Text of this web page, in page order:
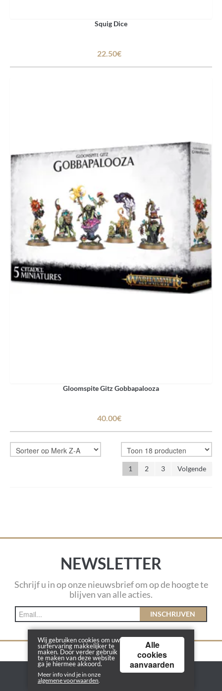
Squig Dice
22.50€
Gloomspite Gitz Gobbapalooza
40.00€
1 2 3 Volgende
NEWSLETTER
Schrijf u in op onze nieuwsbrief om op de hoogte te
blijven van alle acties.
INSCHRIJVEN
KLANTENSERVICE
Wij gebruiken cookies om uw
surfervaring makkelijker te
maken. Door verder gebruik
te maken van deze website
ga je hiermee akkoord.
Meer info vind je in onze
algemene voorwaarden.
Alle
cookies
aanvaarden